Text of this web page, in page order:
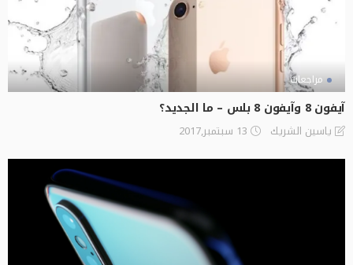
مراجعات
آيفون 8 وآيفون 8 بلس – ما الجديد؟
ياسين الشريك 13 سبتمبر,2017